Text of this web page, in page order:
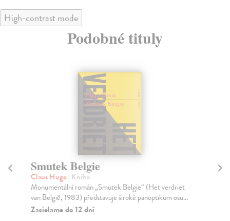
High-contrast mode
Podobné tituly
Smutek Belgie
Claus Hugo| Kniha
Monumentální román „Smutek Belgie“ (Het verdriet
van België, 1983) představuje široké panoptikum osu...
Zasielame do 12 dní